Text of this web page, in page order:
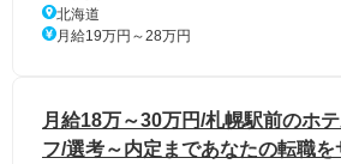
北海道
月給19万円～28万円
月給18万～30万円/札幌駅前のホ
フ/選考～内定まであなたの転職